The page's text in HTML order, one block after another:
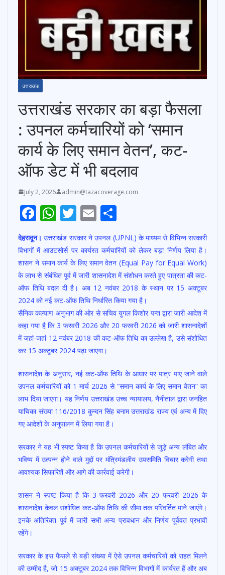
उत्तराखंड
उत्तराखंड सरकार का बड़ा फैसला
: उपनल कर्मचारियों को ‘समान
कार्य के लिए समान वेतन’, कट-
ऑफ डेट में भी बदलाव
July 2, 2026 admin@tazacoverage.com
F
ac
e
b
o
o
k
W
h
at
s
A
p
p
T
w
itt
er
E
m
ai
l
ar
e
देहरादून। उत्तराखंड सरकार ने उपनल (UPNL) के माध्यम से विभिन्न सरकारी
विभागों में आउटसोर्स पर कार्यरत कर्मचारियों को लेकर बड़ा निर्णय लिया है।
शासन ने समान कार्य के लिए समान वेतन (Equal Pay for Equal Work)
के लाभ से संबंधित पूर्व में जारी शासनादेश में संशोधन करते हुए पात्रता की कट-
ऑफ तिथि बदल दी है। अब 12 नवंबर 2018 के स्थान पर 15 अक्टूबर
2024 को नई कट-ऑफ तिथि निर्धारित किया गया है।
सैनिक कल्याण अनुभाग की ओर से सचिव युगल किशोर पन्त द्वारा जारी आदेश में
कहा गया है कि 3 फरवरी 2026 और 20 फरवरी 2026 को जारी शासनादेशों
में जहां-जहां 12 नवंबर 2018 की कट-ऑफ तिथि का उल्लेख है, उसे संशोधित
कर 15 अक्टूबर 2024 पढ़ा जाएगा।
शासनादेश के अनुसार, नई कट-ऑफ तिथि के आधार पर पात्र पाए जाने वाले
उपनल कर्मचारियों को 1 मार्च 2026 से “समान कार्य के लिए समान वेतन” का
लाभ दिया जाएगा। यह निर्णय उत्तराखंड उच्च न्यायालय, नैनीताल द्वारा जनहित
याचिका संख्या 116/2018 कुन्दन सिंह बनाम उत्तराखंड राज्य एवं अन्य में दिए
गए आदेशों के अनुपालन में लिया गया है।
सरकार ने यह भी स्पष्ट किया है कि उपनल कर्मचारियों से जुड़े अन्य लंबित और
भविष्य में उत्पन्न होने वाले मुद्दों पर मंत्रिमंडलीय उपसमिति विचार करेगी तथा
आवश्यक सिफारिशें और आगे की कार्रवाई करेगी।
शासन ने स्पष्ट किया है कि 3 फरवरी 2026 और 20 फरवरी 2026 के
शासनादेश केवल संशोधित कट-ऑफ तिथि की सीमा तक परिवर्तित माने जाएंगे।
इनके अतिरिक्त पूर्व में जारी सभी अन्य प्रावधान और निर्णय पूर्ववत प्रभावी
रहेंगे।
सरकार के इस फैसले से बड़ी संख्या में ऐसे उपनल कर्मचारियों को राहत मिलने
की उम्मीद है, जो 15 अक्टूबर 2024 तक विभिन्न विभागों में कार्यरत हैं और अब